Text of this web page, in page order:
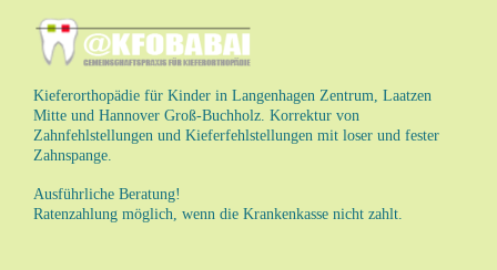
Kieferorthopädie für Kinder in Langenhagen Zentrum, Laatzen
Mitte und Hannover Groß-Buchholz. Korrektur von
Zahnfehlstellungen und Kieferfehlstellungen mit loser und fester
Zahnspange.
Ausführliche Beratung!
Ratenzahlung möglich, wenn die Krankenkasse nicht zahlt.